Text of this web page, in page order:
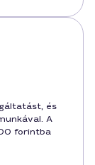
és
A
forintba